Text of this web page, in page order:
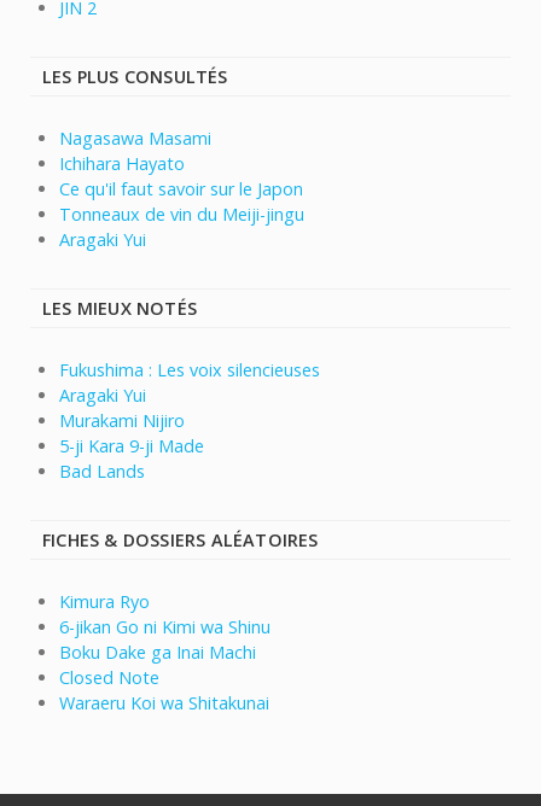
JIN 2
LES PLUS CONSULTÉS
Nagasawa Masami
Ichihara Hayato
Ce qu'il faut savoir sur le Japon
Tonneaux de vin du Meiji-jingu
Aragaki Yui
LES MIEUX NOTÉS
Fukushima : Les voix silencieuses
Aragaki Yui
Murakami Nijiro
5-ji Kara 9-ji Made
Bad Lands
FICHES & DOSSIERS ALÉATOIRES
Kimura Ryo
6-jikan Go ni Kimi wa Shinu
Boku Dake ga Inai Machi
Closed Note
Waraeru Koi wa Shitakunai